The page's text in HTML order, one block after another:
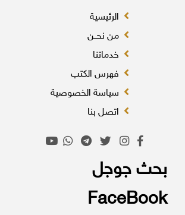
الرئيسية
من نحــن
خدماتنا
فهرس الكتب
سياسة الخصوصية
اتصل بنا
بحث جوجل
FaceBook